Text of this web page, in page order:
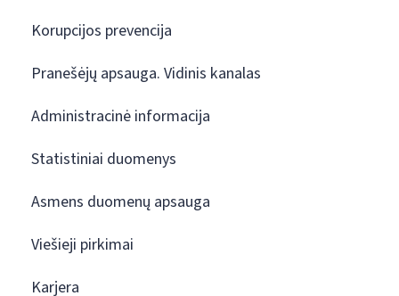
Korupcijos prevencija
Pranešėjų apsauga. Vidinis kanalas
Administracinė informacija
Statistiniai duomenys
Asmens duomenų apsauga
Viešieji pirkimai
Karjera